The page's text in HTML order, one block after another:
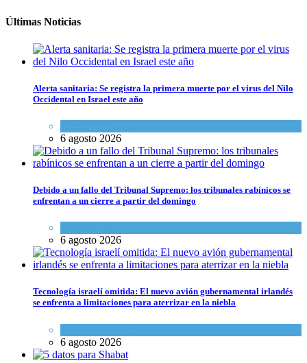
Últimas Noticias
Alerta sanitaria: Se registra la primera muerte por el virus del Nilo
Occidental en Israel este año
6 agosto 2026
Debido a un fallo del Tribunal Supremo: los tribunales rabínicos se
enfrentan a un cierre a partir del domingo
6 agosto 2026
Tecnología israelí omitida: El nuevo avión gubernamental irlandés
se enfrenta a limitaciones para aterrizar en la niebla
6 agosto 2026